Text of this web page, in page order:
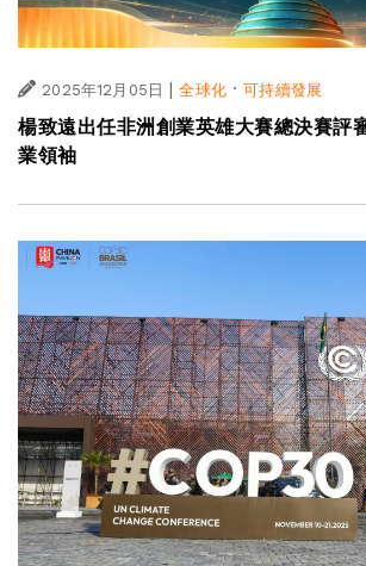
2025年12月05日 | 全球化·可持續發展
楊致遠出任非洲創業英雄大賽總決賽
業領袖